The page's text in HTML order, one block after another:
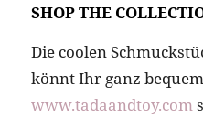
SHOP THE
Die coolen
könnt Ihr ganz
www.tadaandtoy.com